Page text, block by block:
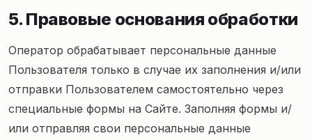
5. Правовые основания обработки
Оператор обрабатывает персональные данные
Пользователя только в случае их заполнения и/или
отправки Пользователем самостоятельно через
специальные формы на Сайте. Заполняя формы и/
или отправляя свои персональные данные